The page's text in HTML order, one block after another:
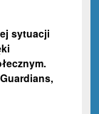
sytuacji